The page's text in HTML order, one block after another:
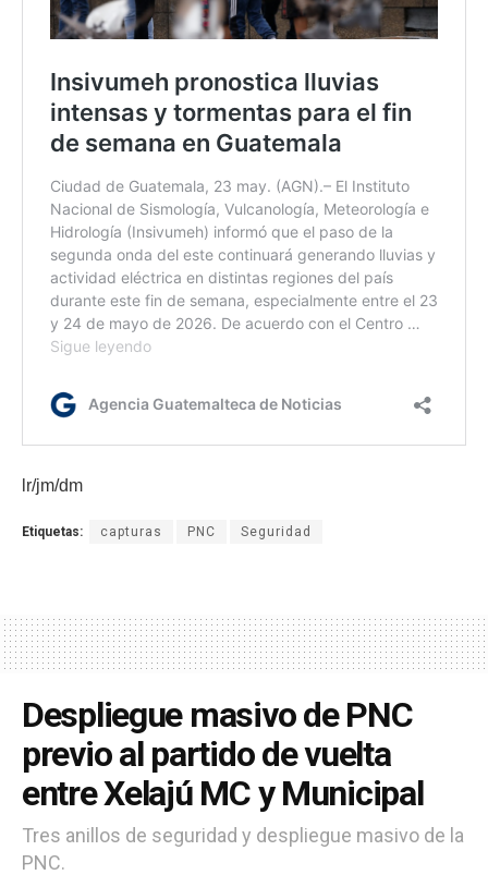
lr/jm/dm
Etiquetas: capturas PNC Seguridad
Despliegue masivo de PNC
previo al partido de vuelta
entre Xelajú MC y Municipal
​Tres anillos de seguridad y despliegue masivo de la
PNC.